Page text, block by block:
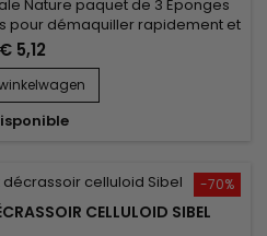
Nature paquet de 3 Eponges
pour démaquiller rapidement et
servent parfaitement à enlever
Paquet de trois
€ 5,12
-70%
CELLULOID SIBEL